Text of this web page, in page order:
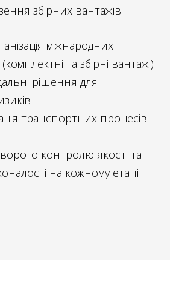
збірних вантажів.
міжнародних
та збірні вантажі)
рішення для
транспортних процесів
контролю якості та
на кожному етапі